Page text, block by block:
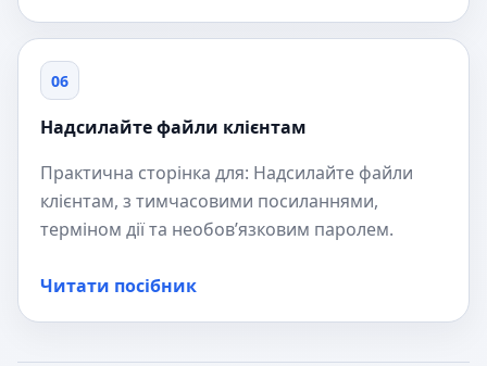
06
Надсилайте файли клієнтам
Практична сторінка для: Надсилайте файли
клієнтам, з тимчасовими посиланнями,
терміном дії та необов’язковим паролем.
Читати посібник